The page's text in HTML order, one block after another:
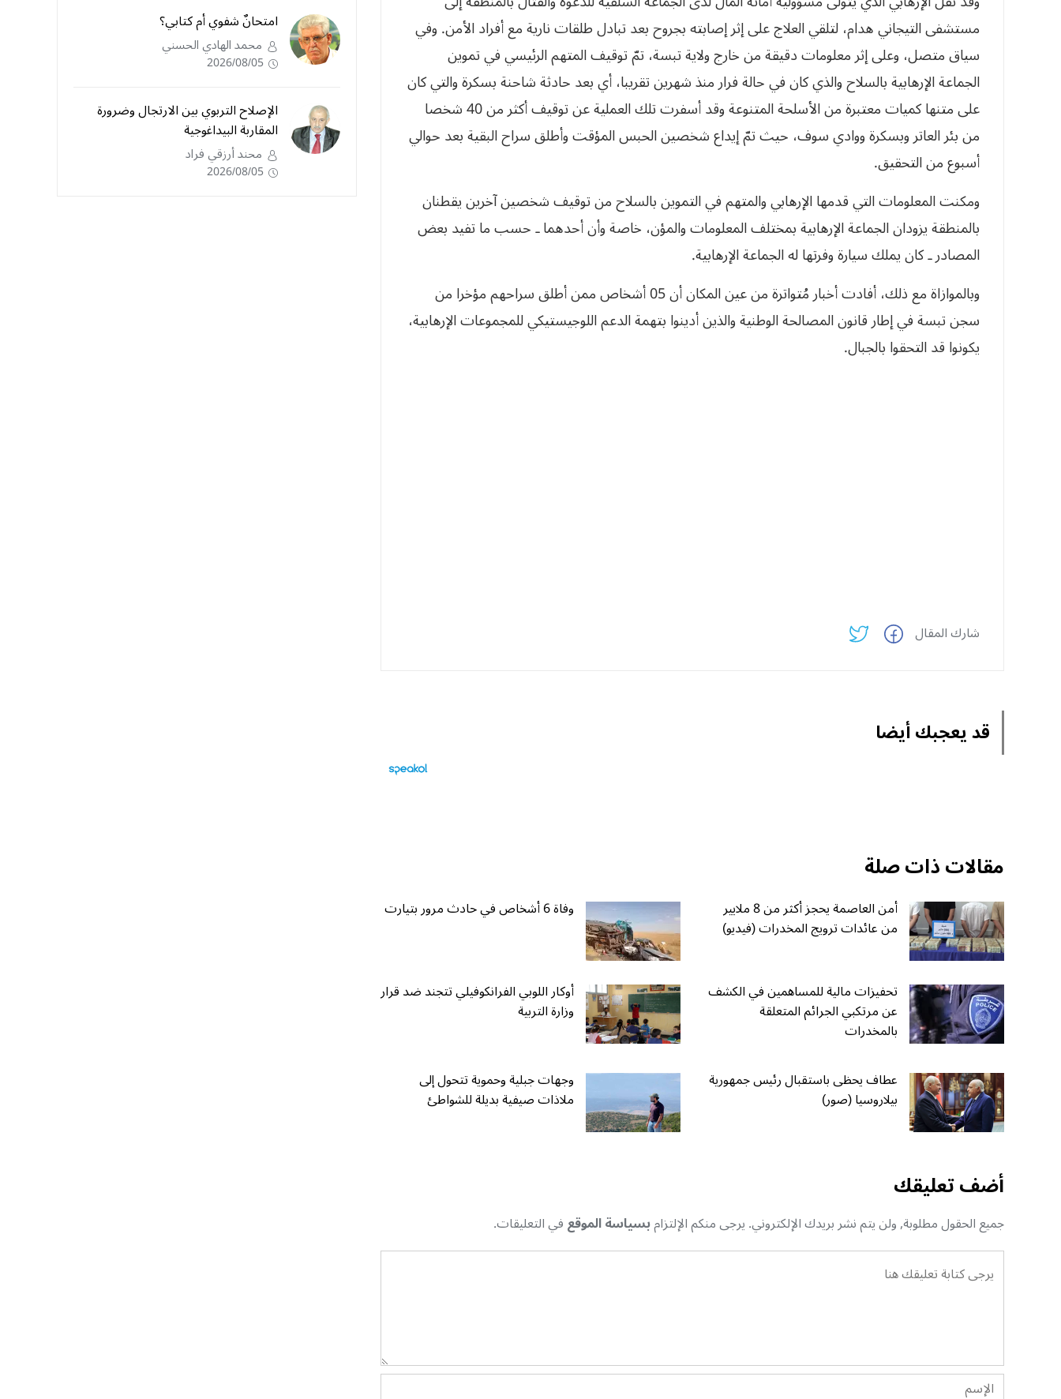
مستشفى التيجاني هدام، لتلقي العلاج على إثر إصابته بجروح بعد تبادل طلقات نارية مع أفراد الأمن. وفي
سياق متصل، وعلى إثر معلومات دقيقة من خارج ولاية تبسة، تمّ توقيف المتهم الرئيسي في تموين
الجماعة الإرهابية بالسلاح والذي كان في حالة فرار منذ شهرين تقريبا، أي بعد حادثة شاحنة بسكرة والتي كان
على متنها كميات معتبرة من الأسلحة المتنوعة وقد أسفرت تلك العملية عن توقيف أكثر من 40 شخصا
‬أسبوع‮ ‬من‮ ‬التحقيق‮.‬
ومكنت المعلومات التي قدمها الإرهابي والمتهم في التموين بالسلاح من توقيف شخصين آخرين يقطنان
بالمنطقة يزودان الجماعة الإرهابية بمختلف المعلومات والمؤن، خاصة وأن أحدهما ـ حسب ما تفيد بعض
المصادر ـ كان يملك سيارة وفرتها له الجماعة الإرهابية.
وبالموازاة مع ذلك، أفادت أخبار مُتواترة من عين المكان أن 05 أشخاص ممن أطلق سراحهم مؤخرا من
سجن تبسة في إطار قانون المصالحة الوطنية والذين أدينوا بتهمة الدعم اللوجيستيكي للمجموعات الإرهابية،
يكونوا قد التحقوا بالجبال.
شارك المقال
قد يعجبك أيضا
مقالات ذات صلة
أمن العاصمة يحجز أكثر من 8 ملايير
من عائدات ترويج المخدرات (فيديو)
وفاة 6 أشخاص في حادث مرور بتيارت
تحفيزات مالية للمساهمين في الكشف
عن مرتكبي الجرائم المتعلقة
بالمخدرات
أوكار اللوبي الفرانكوفيلي تتجند ضد قرار
وزارة التربية
عطاف يحظى باستقبال رئيس جمهورية
بيلاروسيا (صور)
وجهات جبلية وحموية تتحول إلى
ملاذات صيفية بديلة للشواطئ
أضف تعليقك
جميع الحقول مطلوبة, ولن يتم نشر بريدك الإلكتروني. يرجى منكم الإلتزامبسياسة الموقعفي التعليقات.
امتحانٌ شفوي أم كتابي؟
محمد الهادي الحسني
2026/08/05
الإصلاح التربوي بين الارتجال وضرورة
المقاربة البيداغوجية
محند أرزقي فراد
2026/08/05